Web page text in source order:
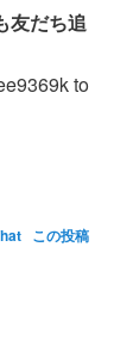
友だち追
to
この投稿